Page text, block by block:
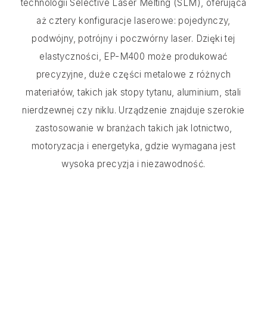
technologii Selective Laser Melting (SLM), oferująca
aż cztery konfiguracje laserowe: pojedynczy,
podwójny, potrójny i poczwórny laser. Dzięki tej
elastyczności, EP-M400 może produkować
precyzyjne, duże części metalowe z różnych
materiałów, takich jak stopy tytanu, aluminium, stali
nierdzewnej czy niklu. Urządzenie znajduje szerokie
zastosowanie w branżach takich jak lotnictwo,
motoryzacja i energetyka, gdzie wymagana jest
wysoka precyzja i niezawodność.